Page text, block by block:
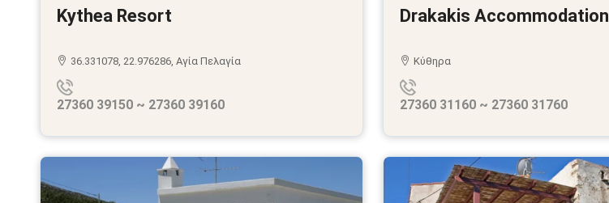
Kythea Resort
36.331078, 22.976286, Αγία Πελαγία
27360 39150 ~ 27360 39160
Drakakis Accommodation
Κύθηρα
27360 31160 ~ 27360 31760